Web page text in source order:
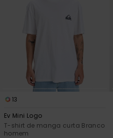
13
Ev Mini Logo
T-shirt de manga curta Branco
homem